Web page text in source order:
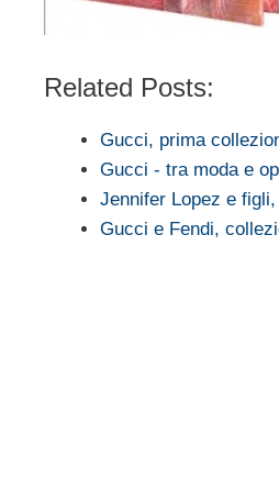
Related Posts:
Gucci, prima
Gucci - tra moda e
Jennifer Lopez e
Gucci e Fendi,